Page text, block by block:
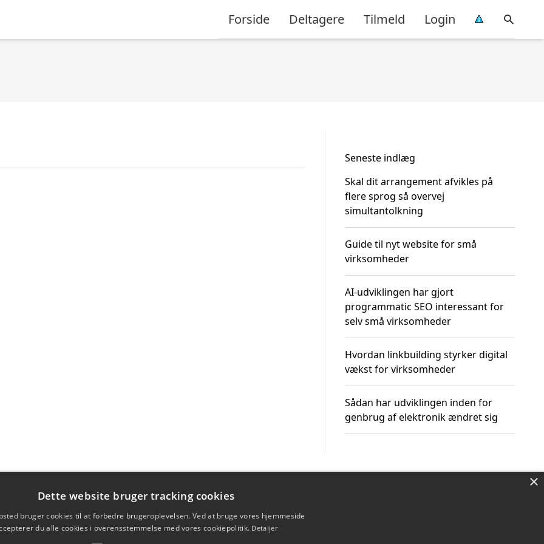
Forside Deltagere Tilmeld Login
Seneste indlæg
Skal dit arrangement afvikles på
flere sprog så overvej
simultantolkning
Guide til nyt website for små
virksomheder
AI-udviklingen har gjort
programmatic SEO interessant for
selv små virksomheder
Hvordan linkbuilding styrker digital
vækst for virksomheder
Sådan har udviklingen inden for
genbrug af elektronik ændret sig
×
Dette website bruger tracking cookies
bruger cookies til at forbedre brugeroplevelsen. Ved at bruge vores hjemmeside
du alle cookies i overensstemmelse med vores cookiepolitik. Detaljer